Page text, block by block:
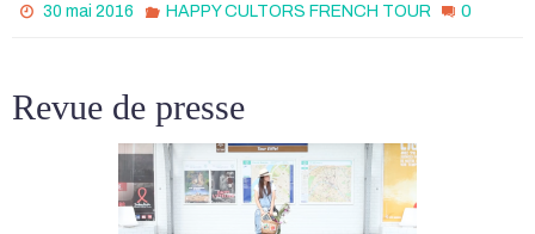
30 mai 2016 HAPPY CULTORS FRENCH TOUR 0
Revue de presse